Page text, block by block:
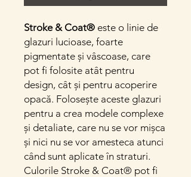
Stroke & Coat® este o linie de
glazuri lucioase, foarte
pigmentate și vâscoase, care
pot fi folosite atât pentru
design, cât și pentru acoperire
opacă. Folosește aceste glazuri
pentru a crea modele complexe
și detaliate, care nu se vor mișca
și nici nu se vor amesteca atunci
când sunt aplicate în straturi.
Culorile Stroke & Coat® pot fi